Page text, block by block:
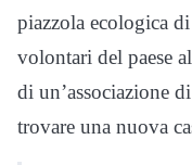
piazzola ecologica
volontari del paese
di un’associazione
trovare una nuova